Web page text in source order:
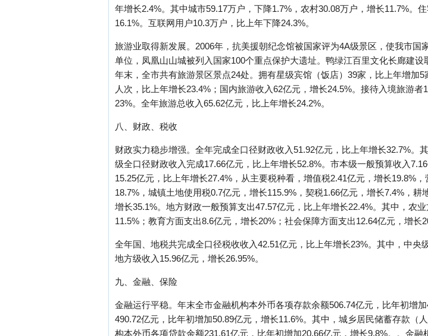
年增长2.4%。其中城市59.17万户，下降1.7%，农村30.08万户，增长11.7%。
16.1%。互联网用户10.3万户，比上年下降24.3%。
旅游业取得新发展。2006年，抗美援朝纪念馆被国家评为4A级景区，使我市
单位，凤凰山山城被列入国家100个重点保护大遗址。鸭绿江百里文化长廊建
年末，全市共有旅游景区景点24处。拥有星级宾馆（饭店）39家，比上年增加
人次，比上年增长23.4%；国内旅游收入62亿元，增长24.5%。接待入境旅游
23%。全年旅游总收入65.62亿元，比上年增长24.2%。
八、财政、税收
财政实力稳步增强。全年完成全口径财政收入51.92亿元，比上年增长32.7%。
级全口径财政收入完成17.66亿元，比上年增长52.8%。市本级一般预算收入
15.25亿元，比上年增长27.4%，从主要税种看，增值税2.41亿元，增长19.8%
18.7%，城镇土地使用税0.7亿元，增长115.9%，契税1.66亿元，增长7.4%，
增长35.1%。地方财政一般预算支出47.57亿元，比上年增长22.4%。其中，农
11.5%；教育方面支出8.6亿元，增长20%；社会保障方面支出12.64亿元，增长
全年国、地税共完成全口径税收收入42.51亿元，比上年增长23%。其中，中央
地方级收入15.96亿元，增长26.95%。
九、金融、保险
金融运行平稳。年末全市金融机构本外币各项存款余额506.74亿元，比年初增
490.72亿元，比年初增加50.89亿元，增长11.6%。其中，城乡居民储蓄存款（
构本外币各项贷款余额231.61亿元，比年初增加20.66亿元，增长9.8%。。金